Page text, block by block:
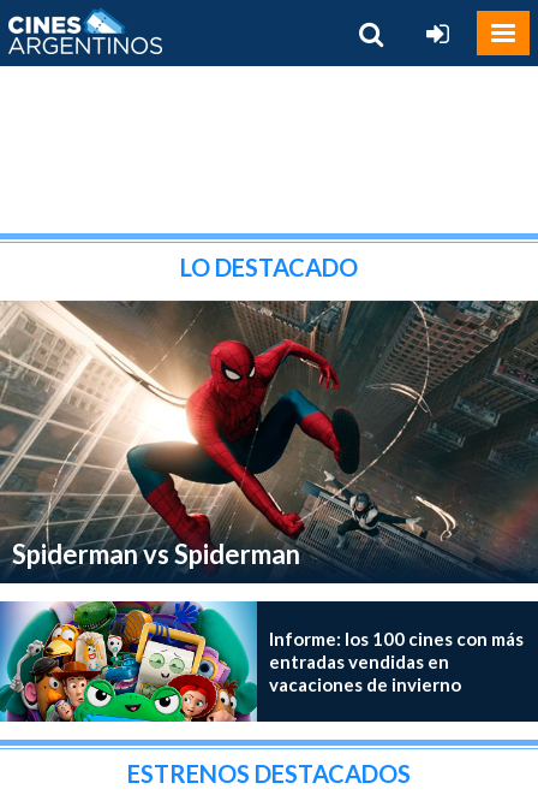
LO DESTACADO
Spiderman vs Spiderman
Informe: los 100 cines con más
entradas vendidas en
vacaciones de invierno
ESTRENOS DESTACADOS